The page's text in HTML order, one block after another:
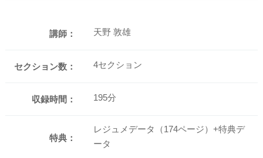
講師： 天野 敦雄
セクション数： 4セクション
収録時間： 195分
特典：
レジュメデータ（174ページ）+特典デ
ータ